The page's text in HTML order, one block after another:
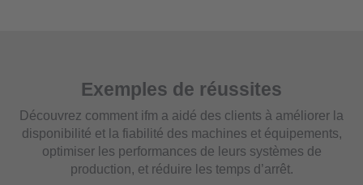
Exemples de réussites
Découvrez comment ifm a aidé des clients à améliorer la
disponibilité et la fiabilité des machines et équipements,
optimiser les performances de leurs systèmes de
production, et réduire les temps d’arrêt.